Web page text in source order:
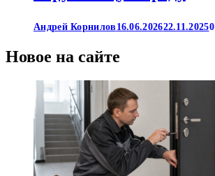
Андрей Корнилов 16.06.202622.11.20250
Новое на сайте